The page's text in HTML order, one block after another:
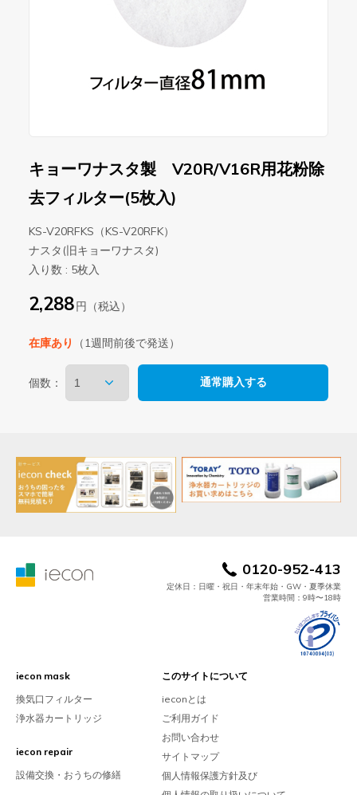
キョーワナスタ製 V20R/V16R用花粉除
去フィルター(5枚入)
KS-V20RFKS（KS-V20RFK）
ナスタ(旧キョーワナスタ)
入り数 : 5枚入
2,288円（税込）
在庫あり （1週間前後で発送）
個数：
0120-952-413
定休日：日曜・祝日・年末年始・GW・夏季休業
営業時間：9時〜18時
iecon mask
換気口フィルター
浄水器カートリッジ
iecon repair
設備交換・おうちの修繕
このサイトについて
ieconとは
ご利用ガイド
お問い合わせ
サイトマップ
個人情報保護方針及び